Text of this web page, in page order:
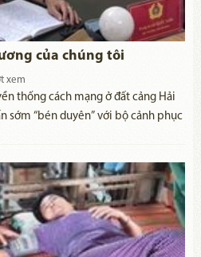
của chúng tôi
xem
thống cách mạng ở đất cảng Hải
sớm “bén duyên” với bộ cảnh phục